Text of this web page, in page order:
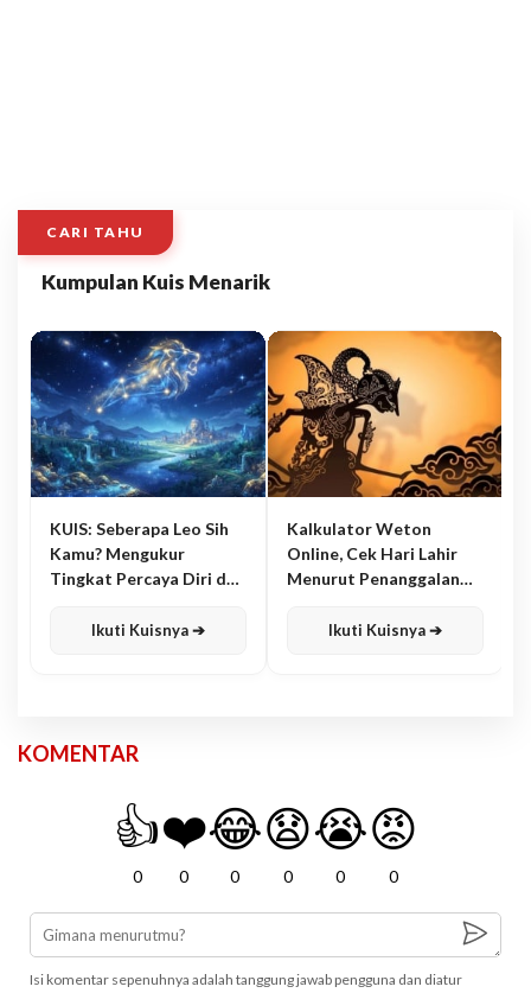
CARI TAHU
Kumpulan Kuis Menarik
KUIS: Seberapa Leo Sih
Kamu? Mengukur
Tingkat Percaya Diri dan
Ikuti Kuisnya ➔
Kalkulator Weton
Online, Cek Hari Lahir
Menurut Penanggalan
Ikuti Kuisnya ➔
KOMENTAR
👍
0
❤️
0
😂
0
😧
0
😭
0
😡
0
Isi komentar sepenuhnya adalah tanggung jawab pengguna dan diatur